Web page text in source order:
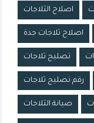
اصلاح الثلاجات
اصلاح ثلاجات جدة
تصليح ثلاجات
رقم تصليح ثلاجات
صيانة الثلاجات